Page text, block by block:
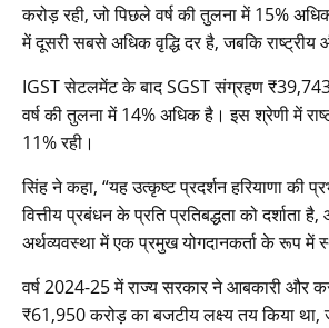
करोड़ रही, जो पिछले वर्ष की तुलना में 15%
में दूसरी सबसे अधिक वृद्धि दर है, जबकि
IGST सेटलमेंट के बाद SGST संग्रहण
वर्ष की तुलना में 14% अधिक है। इस श्रेणी में
11% रही।
सिंह ने कहा, “यह उत्कृष्ट प्रदर्शन हरियाणा की
वित्तीय प्रबंधन के प्रति प्रतिबद्धता को दर्शाता
अर्थव्यवस्था में एक प्रमुख योगदानकर्ता के रूप में
वर्ष 2024-25 में राज्य सरकार ने आबकारी और
₹61,950 करोड़ का बजटीय लक्ष्य तय किया था,